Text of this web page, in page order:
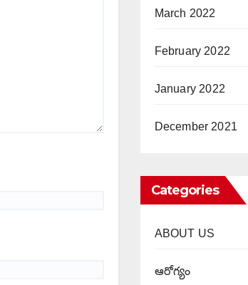
March 2022
February 2022
January 2022
December 2021
Categories
ABOUT US
ఆరోగ్యం